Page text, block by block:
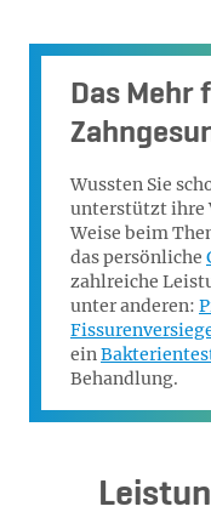
Das Mehr
Wussten Sie
unterstützt ihre
Weise beim
das persönliche
zahlreiche
unter anderen:
ein
Behandlung.